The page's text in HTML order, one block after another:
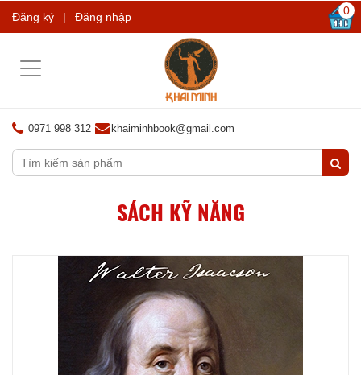
Đăng ký | Đăng nhập 0
Toggle
0971 998 312 khaiminhbook@gmail.com
SÁCH KỸ NĂNG